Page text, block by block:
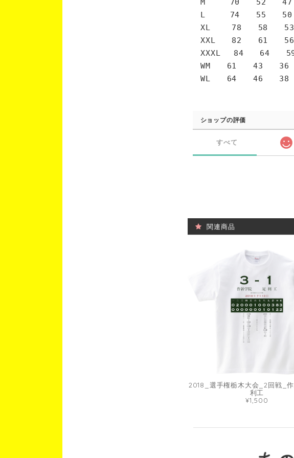
L 74 55 50
XL 78 58
XXL 82 61
XXXL 84 64
WM 61 43
WL 64 46 38
ショップの評価
すべて
関連商品
2018_選手権栃木大会_2回戦_
利工
¥1,500